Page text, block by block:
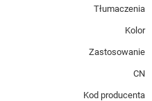
Tłumaczenia
Kolor
Zastosowanie
CN
Kod producenta